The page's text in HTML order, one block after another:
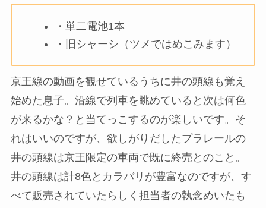
・単二電池1本
・旧シャーシ（ツメではめこみます）
京王線の動画を観せているうちに井の頭線も覚え
始めた息子。沿線で列車を眺めていると次は何色
が来るかな？と当てっこするのが楽しいです。そ
れはいいのですが、欲しがりだしたプラレールの
井の頭線は京王限定の車両で既に終売とのこと。
井の頭線は計8色とカラバリが豊富なのですが、す
べて販売されていたらしく担当者の執念めいたも